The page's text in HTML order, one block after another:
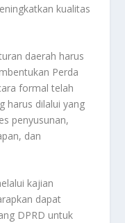
kualitas
daerah harus
Perda
formal telah
harus dilalui yang
penyusunan,
dan
kajian
dapat
DPRD untuk